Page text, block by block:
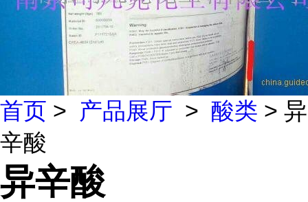
首页 > 产品展厅 > 酸类 > 异
辛酸
异辛酸